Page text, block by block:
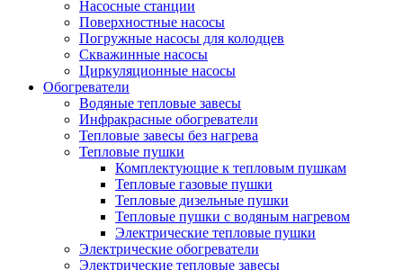
Насосные станции
Поверхностные насосы
Погружные насосы для колодцев
Скважинные насосы
Циркуляционные насосы
Обогреватели
Водяные тепловые завесы
Инфракрасные обогреватели
Тепловые завесы без нагрева
Тепловые пушки
Комплектующие к тепловым пушкам
Тепловые газовые пушки
Тепловые дизельные пушки
Тепловые пушки с водяным нагревом
Электрические тепловые пушки
Электрические обогреватели
Электрические тепловые завесы